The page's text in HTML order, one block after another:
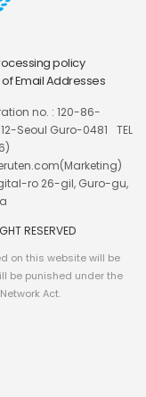
policy
Email Addresses
no. : 120-86-
Seoul Guro-0481
TEL
ro 26-gil, Guro-gu,
RESERVED
on this website will be
be punished under the
Act.